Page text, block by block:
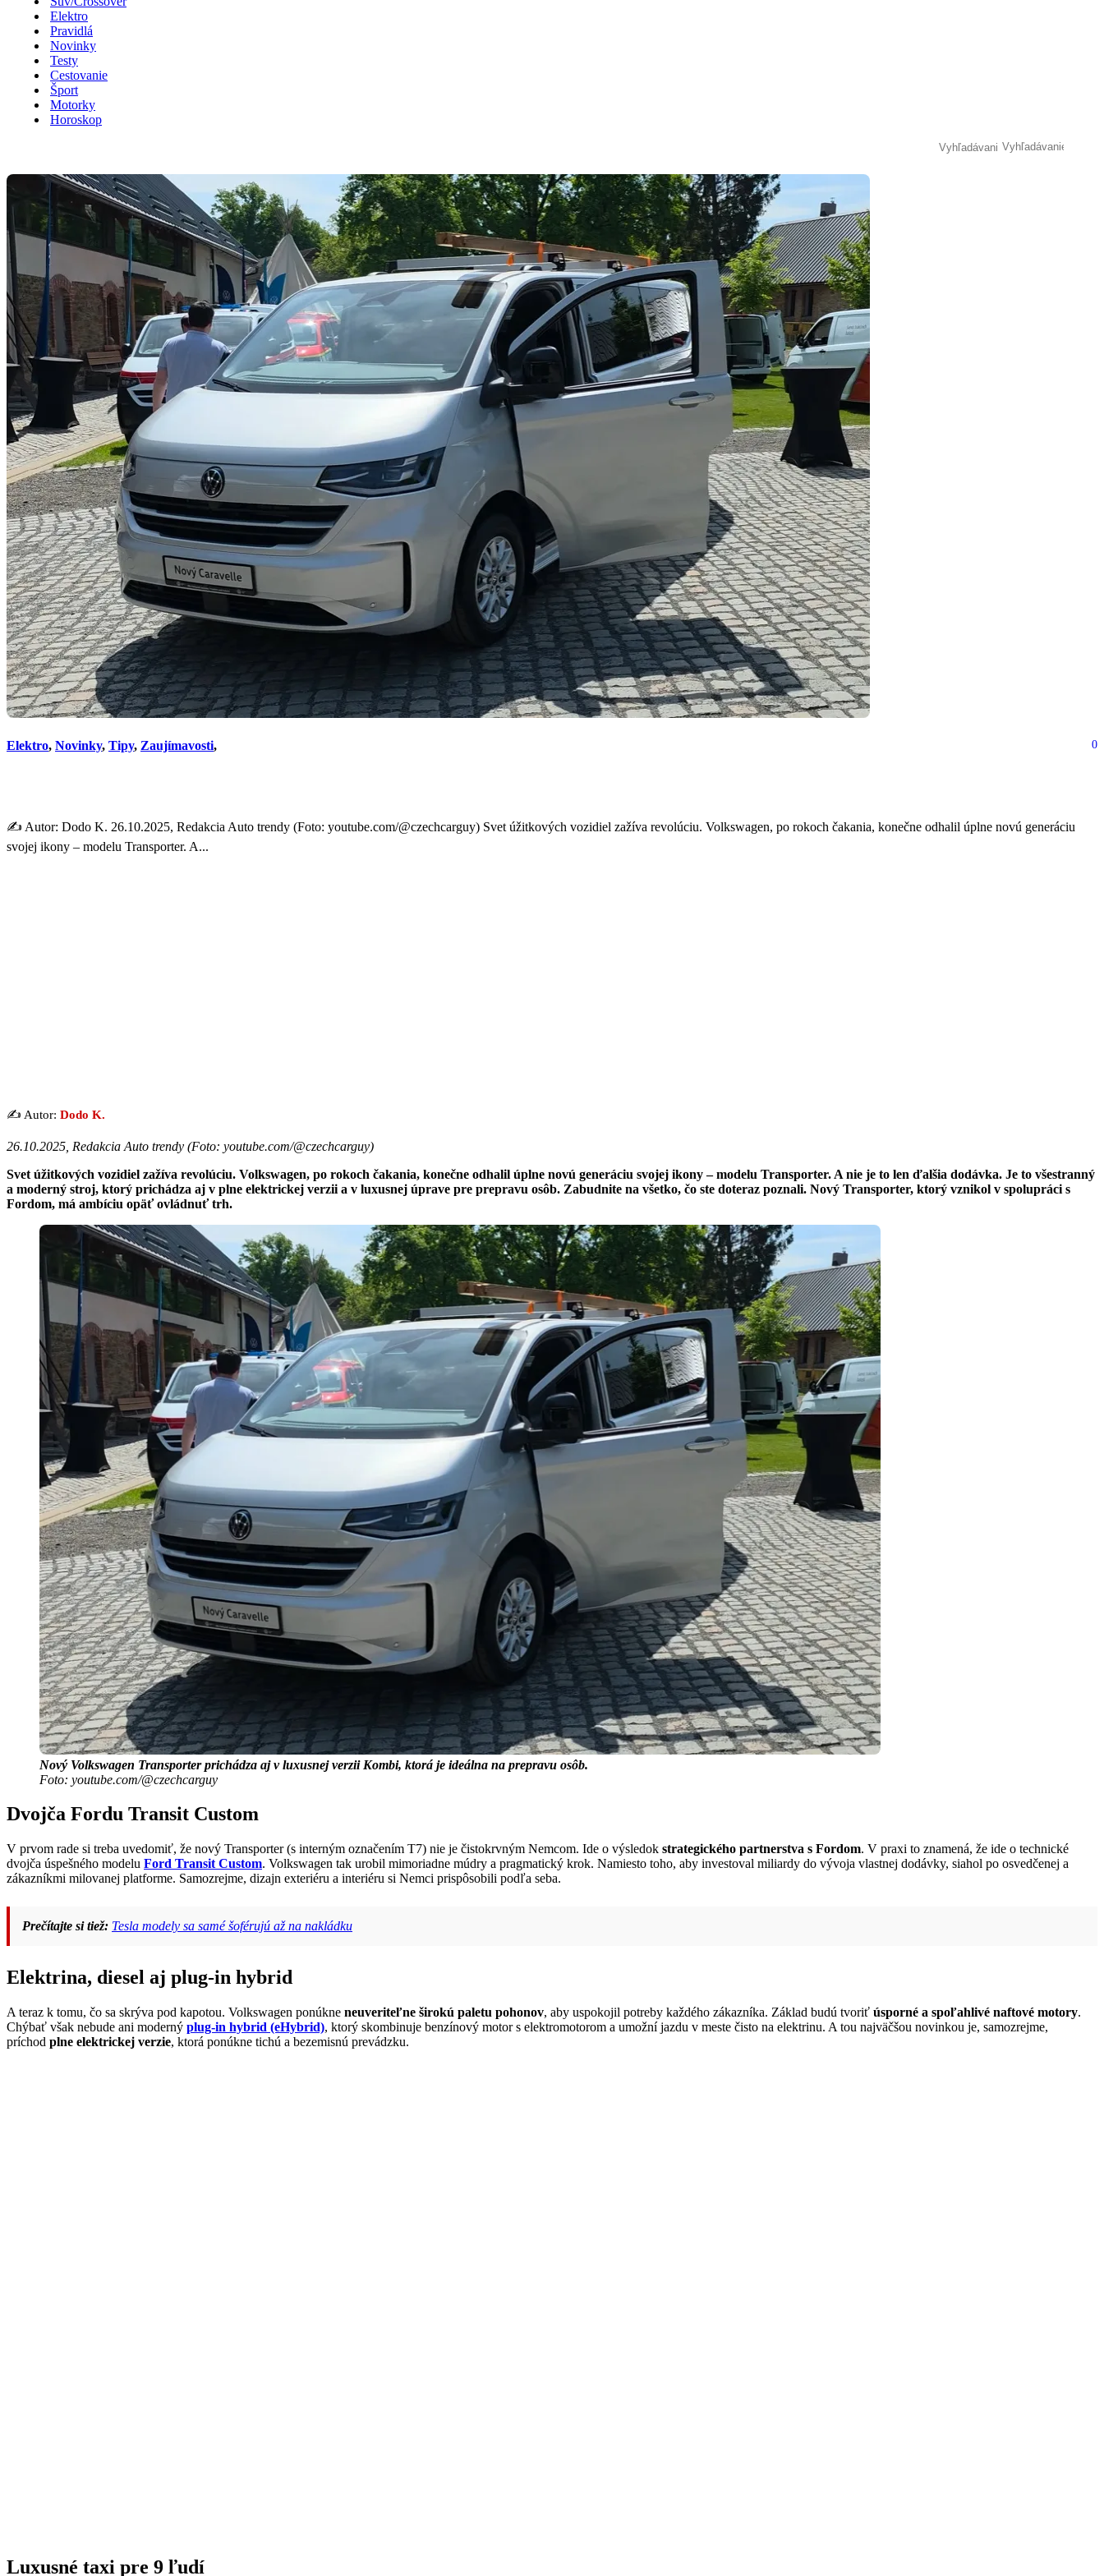
Elektro
Pravidlá
Novinky
Testy
Cestovanie
Šport
Motorky
Horoskop
Elektro, Novinky, Tipy, Zaujímavosti, 0
✍️ Autor: Dodo K. 26.10.2025, Redakcia Auto trendy (Foto: youtube.com/@czechcarguy) Svet úžitkových vozidiel zažíva revolúciu. Volkswagen, po rokoch čakania, konečne odhalil úplne novú generáciu
svojej ikony – modelu Transporter. A...
✍️ Autor: Dodo K.
26.10.2025, Redakcia Auto trendy (Foto: youtube.com/@czechcarguy)
Svet úžitkových vozidiel zažíva revolúciu. Volkswagen, po rokoch čakania, konečne odhalil úplne novú generáciu svojej ikony – modelu Transporter. A nie je to len ďalšia dodávka. Je to všestranný
a moderný stroj, ktorý prichádza aj v plne elektrickej verzii a v luxusnej úprave pre prepravu osôb. Zabudnite na všetko, čo ste doteraz poznali. Nový Transporter, ktorý vznikol v spolupráci s
Fordom, má ambíciu opäť ovládnuť trh.
Nový Volkswagen Transporter prichádza aj v luxusnej verzii Kombi, ktorá je ideálna na prepravu osôb.
Foto: youtube.com/@czechcarguy
Dvojča Fordu Transit Custom
V prvom rade si treba uvedomiť, že nový Transporter (s interným označením T7) nie je čistokrvným Nemcom. Ide o výsledok strategického partnerstva s Fordom. V praxi to znamená, že ide o technické
dvojča úspešného modelu Ford Transit Custom. Volkswagen tak urobil mimoriadne múdry a pragmatický krok. Namiesto toho, aby investoval miliardy do vývoja vlastnej dodávky, siahol po osvedčenej a
zákazníkmi milovanej platforme. Samozrejme, dizajn exteriéru a interiéru si Nemci prispôsobili podľa seba.
Prečítajte si tiež: Tesla modely sa samé šoférujú až na nakládku
Elektrina, diesel aj plug-in hybrid
A teraz k tomu, čo sa skrýva pod kapotou. Volkswagen ponúkne neuveriteľne širokú paletu pohonov, aby uspokojil potreby každého zákazníka. Základ budú tvoriť úsporné a spoľahlivé naftové motory.
Chýbať však nebude ani moderný plug-in hybrid (eHybrid), ktorý skombinuje benzínový motor s elektromotorom a umožní jazdu v meste čisto na elektrinu. A tou najväčšou novinkou je, samozrejme,
príchod plne elektrickej verzie, ktorá ponúkne tichú a bezemisnú prevádzku.
Luxusné taxi pre 9 ľudí